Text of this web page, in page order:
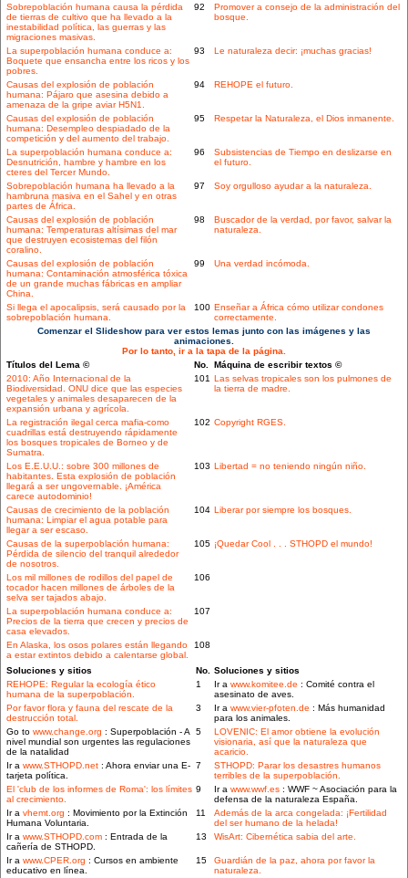
Sobrepoblación humana causa la pérdida
de tierras de cultivo que ha llevado a la
inestabilidad política, las guerras y las
migraciones masivas.
92
Promover a consejo de la administración del
bosque.
La superpoblación humana conduce a:
Boquete que ensancha entre los ricos y los
pobres.
93 Le naturaleza decir: ¡muchas gracias!
Causas del explosión de población
humana: Pájaro que asesina debido a
amenaza de la gripe aviar H5N1.
94 REHOPE el futuro.
Causas del explosión de población
humana: Desempleo despiadado de la
competición y del aumento del trabajo.
95 Respetar la Naturaleza, el Dios inmanente.
La superpoblación humana conduce a:
Desnutrición, hambre y hambre en los
cteres del Tercer Mundo.
96
Subsistencias de Tiempo en deslizarse en
el futuro.
Sobrepoblación humana ha llevado a la
hambruna masiva en el Sahel y en otras
partes de África.
97 Soy orgulloso ayudar a la naturaleza.
Causas del explosión de población
humana: Temperaturas altísimas del mar
que destruyen ecosistemas del filón
coralino.
98
Buscador de la verdad, por favor, salvar la
naturaleza.
Causas del explosión de población
humana: Contaminación atmosférica tóxica
de un grande muchas fábricas en ampliar
China.
99 Una verdad incómoda.
Si llega el apocalipsis, será causado por la
sobrepoblación humana.
100 Enseñar a África cómo utilizar condones
correctamente.
Comenzar el Slideshow para ver estos lemas junto con las imágenes y las
animaciones.
Por lo tanto, ir a la tapa de la página.
Títulos del Lema ©
No. Máquina de escribir textos ©
2010: Año Internacional de la
Biodiversidad. ONU dice que las especies
vegetales y animales desaparecen de la
expansión urbana y agrícola.
101 Las selvas tropicales son los pulmones de
la tierra de madre.
La registración ilegal cerca mafia-como
cuadrillas está destruyendo rápidamente
los bosques tropicales de Borneo y de
Sumatra.
102 Copyright RGES.
Los E.E.U.U.: sobre 300 millones de
habitantes. Esta explosión de población
llegará a ser ungovernable. ¡América
carece autodominio!
103 Libertad = no teniendo ningún niño.
Causas de crecimiento de la población
humana: Limpiar el agua potable para
llegar a ser escaso.
104 Liberar por siempre los bosques.
Causas de la superpoblación humana:
Pérdida de silencio del tranquil alrededor
de nosotros.
105 ¡Quedar Cool . . . STHOPD el mundo!
Los mil millones de rodillos del papel de
tocador hacen millones de árboles de la
selva ser tajados abajo.
106
La superpoblación humana conduce a:
Precios de la tierra que crecen y precios de
casa elevados.
107
En Alaska, los osos polares están llegando
a estar extintos debido a calentarse global.
108
Soluciones y sitios No. Soluciones y sitios
REHOPE: Regular la ecología ético
humana de la superpoblación.
1 Ir a www.komitee.de : Comité contra el
asesinato de aves.
Por favor flora y fauna del rescate de la
destrucción total.
3 Ir a www.vier-pfoten.de : Más humanidad
para los animales.
Go to www.change.org : Superpoblación - A
nivel mundial son urgentes las regulaciones
de la natalidad
5
LOVENIC: El amor obtiene la evolución
visionaria, así que la naturaleza que
acaricio.
Ir a www.STHOPD.net : Ahora enviar una E-
tarjeta política.
7
STHOPD: Parar los desastres humanos
terribles de la superpoblación.
El 'club de los informes de Roma': los límites
al crecimiento.
9 Ir a www.wwf.es : WWF ~ Asociación para la
defensa de la naturaleza España.
Ir a vhemt.org : Movimiento por la Extinción
Humana Voluntaria.
11
Además de la arca congelada: ¡Fertilidad
del ser humano de la helada!
Ir a www.STHOPD.com : Entrada de la
cañería de STHOPD.
13 WisArt: Cibernética sabia del arte.
Ir a www.CPER.org : Cursos en ambiente
educativo en línea.
15
Guardián de la paz, ahora por favor la
naturaleza.